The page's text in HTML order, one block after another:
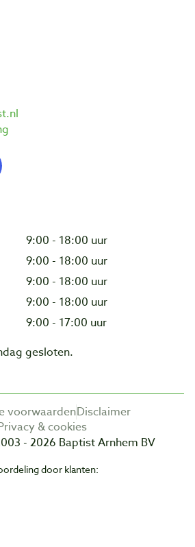
9:00 - 18:00 uur
9:00 - 18:00 uur
9:00 - 18:00 uur
9:00 - 18:00 uur
9:00 - 17:00 uur
gesloten.
voorwaardenDisclaimer
& cookies
- 2026 Baptist Arnhem BV
door klanten: